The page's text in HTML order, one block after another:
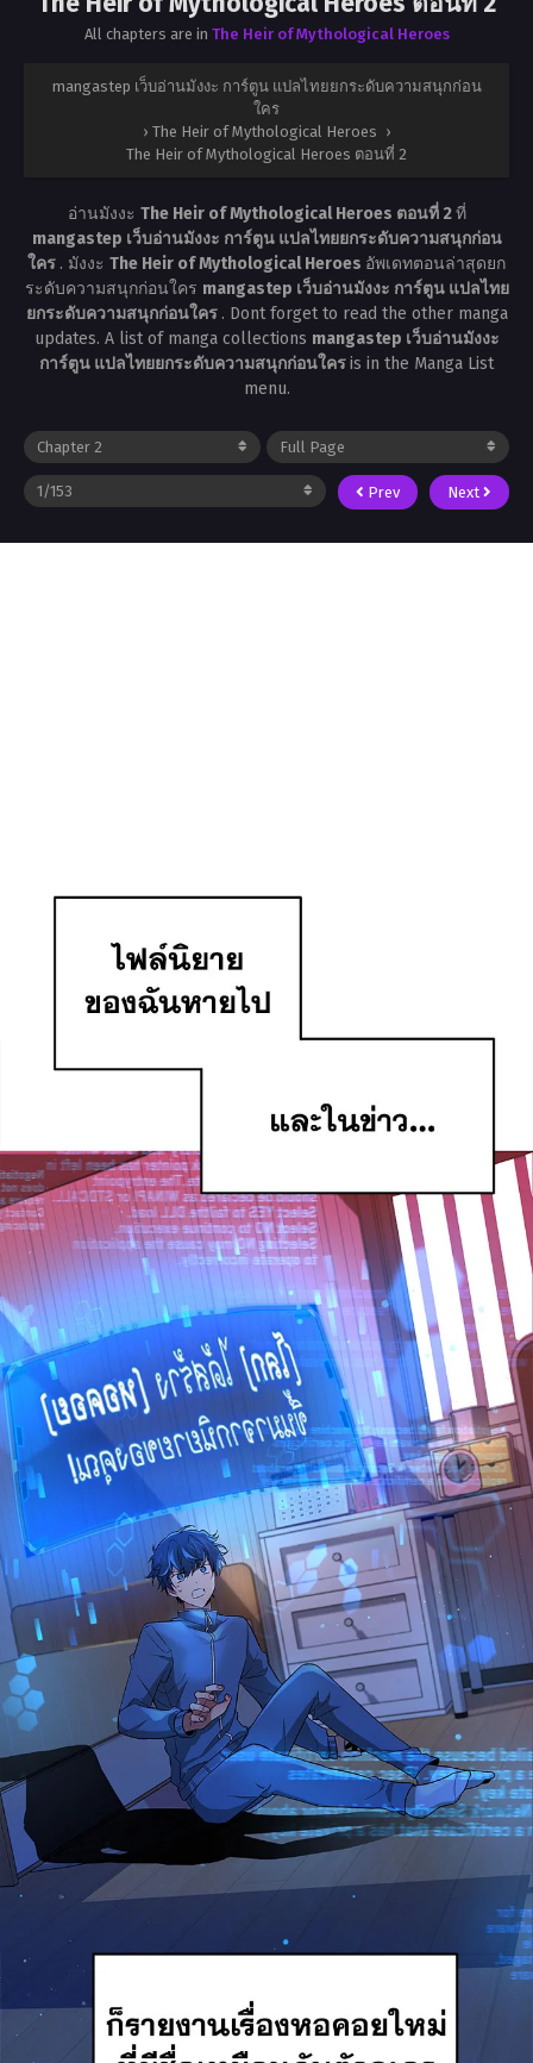
All chapters are in The Heir of Mythological Heroes
mangastep เว็บอ่านมังงะ การ์ตูน แปลไทยยกระดับความสนุกก่อน
ใคร
› The Heir of Mythological Heroes ›
The Heir of Mythological Heroes ตอนที่ 2
อ่านมังงะ The Heir of Mythological Heroes ตอนที่ 2ที่
mangastep เว็บอ่านมังงะ การ์ตูน แปลไทยยกระดับความสนุกก่อน
ใคร . มังงะ The Heir of Mythological Heroes อัพเดทตอนล่าสุดยก
ระดับความสนุกก่อนใคร mangastep เว็บอ่านมังงะ การ์ตูน แปลไทย
ยกระดับความสนุกก่อนใคร . Dont forget to read the other manga
updates. A list of manga collections mangastep เว็บอ่านมังงะ
การ์ตูน แปลไทยยกระดับความสนุกก่อนใครis in the Manga List
menu.
Prev Next